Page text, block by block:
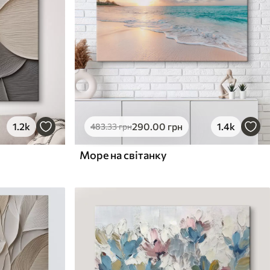
1.2k 483.33грн290.00 грн 1.4k
Море на світанку